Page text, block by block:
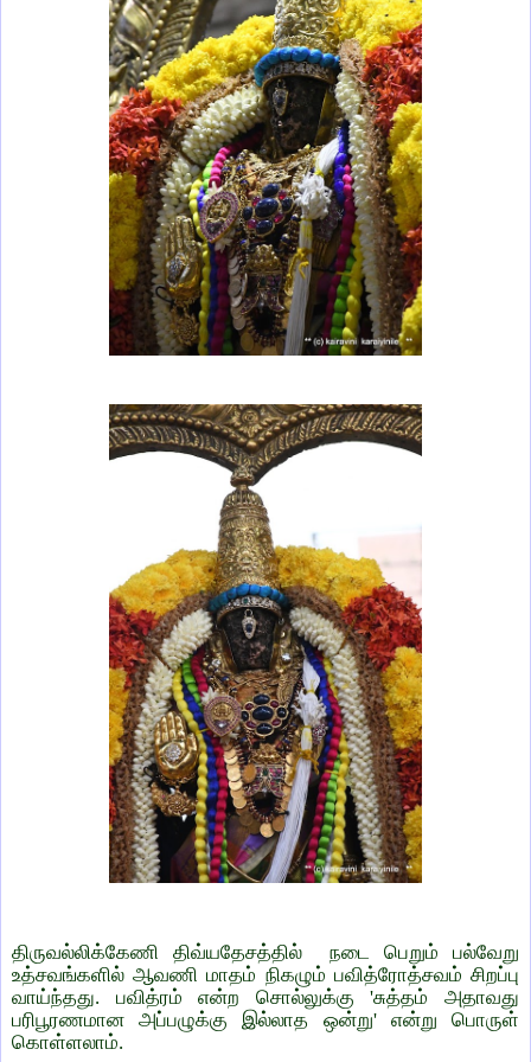
திருவல்லிக்கேணி திவ்யதேசத்தில் நடை பெறும் பல்வேறு
உத்சவங்களில் ஆவணி மாதம் நிகழும் பவித்ரோத்சவம் சிறப்பு
வாய்ந்தது. பவித்ரம் என்ற சொல்லுக்கு 'சுத்தம் அதாவது
பரிபூரணமான அப்பழுக்கு இல்லாத ஒன்று' என்று பொருள்
கொள்ளலாம்.